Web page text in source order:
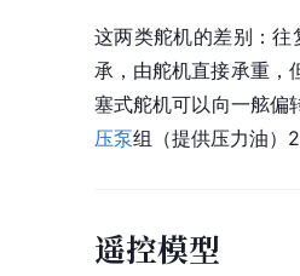
这两类舵机的差别：
承，由舵机直接承重，
塞式舵机可以向一舷偏
压泵组（提供压力油）
遥控模型